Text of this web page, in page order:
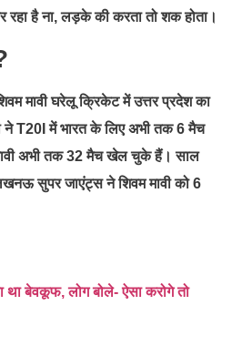
रहा है ना, लड़के की करता तो शक होता।
मावी घरेलू क्रिकेट में उत्तर प्रदेश का
ने T20I में भारत के लिए अभी तक 6 मैच
अभी तक 32 मैच खेल चुके हैं। साल
सुपर जाएंट्स ने शिवम मावी को 6
था बेवकूफ, लोग बोले- ऐसा करोगे तो